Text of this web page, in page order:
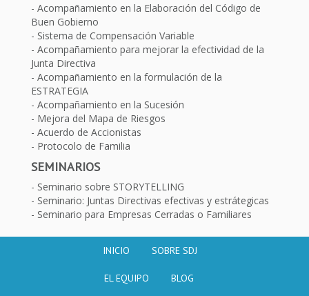
Acompañamiento en la Elaboración del Código de
Buen Gobierno
Sistema de Compensación Variable
Acompañamiento para mejorar la efectividad de la
Junta Directiva
Acompañamiento en la formulación de la
ESTRATEGIA
Acompañamiento en la Sucesión
Mejora del Mapa de Riesgos
Acuerdo de Accionistas
Protocolo de Familia
SEMINARIOS
Seminario sobre STORYTELLING
Seminario: Juntas Directivas efectivas y estrátegicas
Seminario para Empresas Cerradas o Familiares
INICIO SOBRE SDJ
EL EQUIPO BLOG